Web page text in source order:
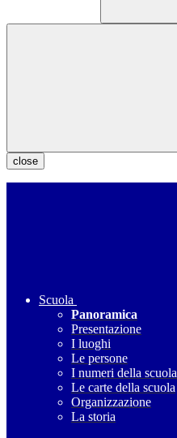
close
Scuola
Panoramica
Presentazione
I luoghi
Le persone
I numeri della scuola
Le carte della scuola
Organizzazione
La storia